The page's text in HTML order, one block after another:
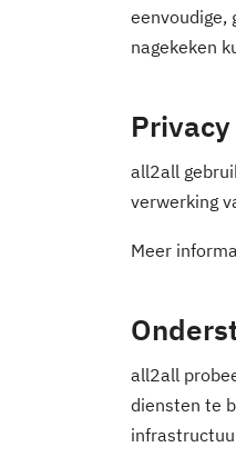
eenvoudige,
nagekeken
Privacy
all2all
verwerking
Meer
all2all
diensten te